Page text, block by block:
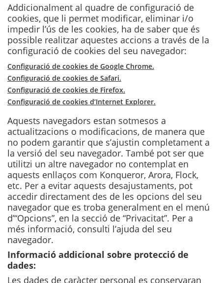
Addicionalment al quadre de configuració de
cookies, que li permet modificar, eliminar i/o
impedir l’ús de les cookies, ha de saber que és
possible realitzar aquestes accions a través de la
configuració de cookies del seu navegador:
Configuració de cookies de Google Chrome.
Configuració de cookies de Safari.
Configuració de cookies de Firefox.
Configuració de cookies d’Internet Explorer.
Aquests navegadors estan sotmesos a
actualitzacions o modificacions, de manera que
no podem garantir que s’ajustin completament a
la versió del seu navegador. També pot ser que
utilitzi un altre navegador no contemplat en
aquests enllaços com Konqueror, Arora, Flock,
etc. Per a evitar aquests desajustaments, pot
accedir directament des de les opcions del seu
navegador que es troba generalment en el menú
d’“Opcions”, en la secció de “Privacitat”. Per a
més informació, consulti l’ajuda del seu
navegador.
Informació addicional sobre protecció de
dades:
Les dades de caràcter personal es conservaran